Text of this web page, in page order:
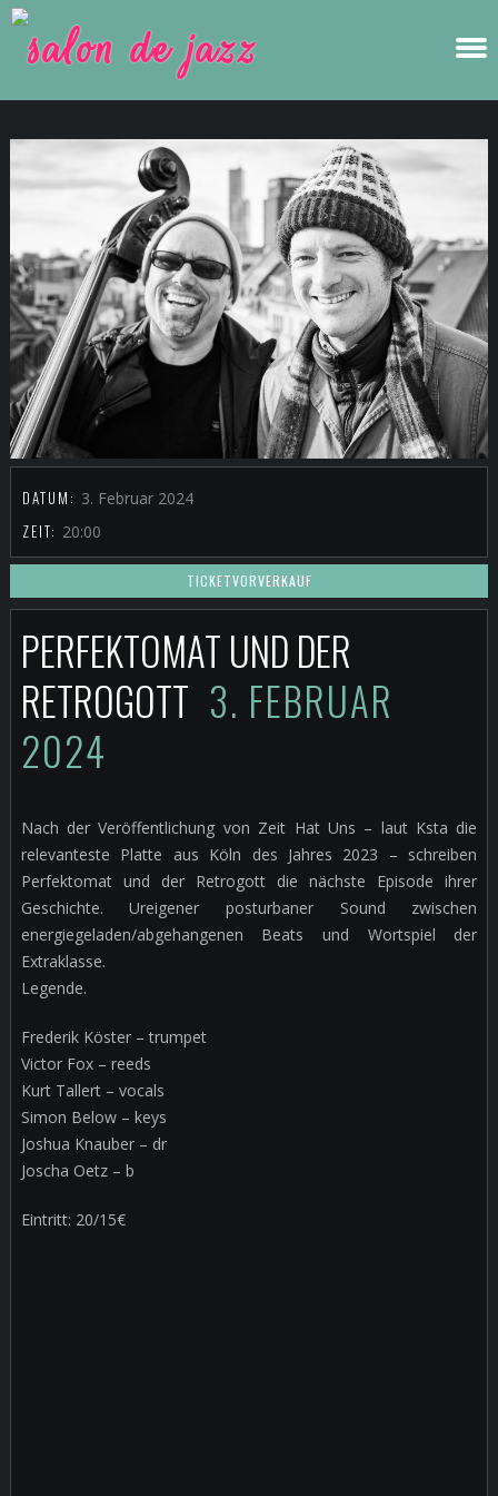
DATUM: 3. Februar 2024
ZEIT: 20:00
TICKETVORVERKAUF
PERFEKTOMAT UND DER
RETROGOTT 3. FEBRUAR
2024
Nach der Veröffentlichung von Zeit Hat Uns – laut Ksta die
relevanteste Platte aus Köln des Jahres 2023 – schreiben
Perfektomat und der Retrogott die nächste Episode ihrer
Geschichte. Ureigener posturbaner Sound zwischen
energiegeladen/abgehangenen Beats und Wortspiel der
Extraklasse.
Legende.
Frederik Köster – trumpet
Victor Fox – reeds
Kurt Tallert – vocals
Simon Below – keys
Joshua Knauber – dr
Joscha Oetz – b
Eintritt: 20/15€